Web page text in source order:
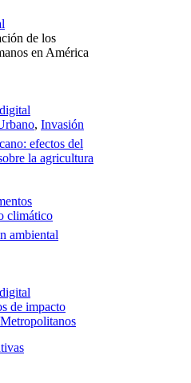
de los
en América
, Invasión
efectos del
la agricultura
climático
ambiental
de impacto